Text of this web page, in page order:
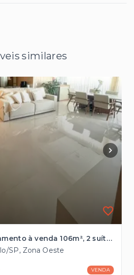
similares
Lindíssimo apartamento à venda 106m², 2 suítes próximo ao Allianz Parque
SP, Zona Oeste
VENDA